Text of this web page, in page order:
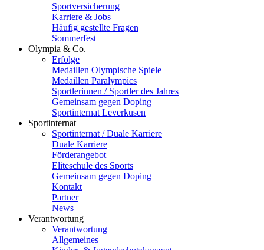
Sportversicherung
Karriere & Jobs
Häufig gestellte Fragen
Sommerfest
Olympia & Co.
Erfolge
Medaillen Olympische Spiele
Medaillen Paralympics
Sportlerinnen / Sportler des Jahres
Gemeinsam gegen Doping
Sportinternat Leverkusen
Sportinternat
Sportinternat / Duale Karriere
Duale Karriere
Förderangebot
Eliteschule des Sports
Gemeinsam gegen Doping
Kontakt
Partner
News
Verantwortung
Verantwortung
Allgemeines